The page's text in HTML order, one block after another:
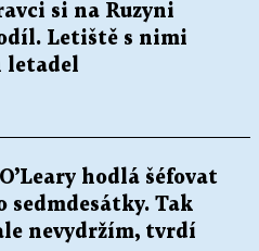
si na Ruzyni
Letiště s nimi
letadel
hodlá šéfovat
sedmdesátky. Tak
nevydržím, tvrdí